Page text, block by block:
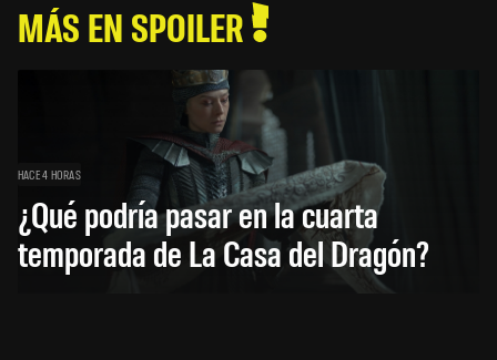
MÁS EN SPOILER
HACE 4 HORAS
¿Qué podría pasar en la cuarta
temporada de La Casa del Dragón?